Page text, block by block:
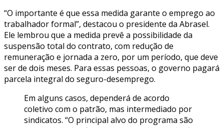
“O importante é que essa medida garante o emprego ao
trabalhador formal”, destacou o presidente da Abrasel.
Ele lembrou que a medida prevê a possibilidade da
suspensão total do contrato, com redução de
remuneração e jornada a zero, por um período, que deve
ser de dois meses. Para essas pessoas, o governo pagará
parcela integral do seguro-desemprego.
Em alguns casos, dependerá de acordo
coletivo com o patrão, mas intermediado por
sindicatos. “O principal alvo do programa são